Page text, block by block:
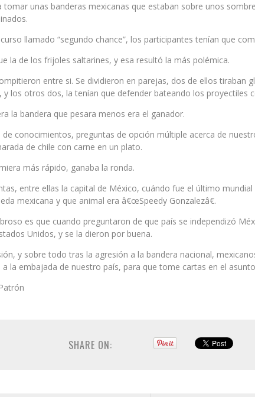
tomar unas banderas mexicanas que estaban sobre unos
llamado “segundo chance”, los participantes tenían que
la de los frijoles saltarines, y esa resultó la más polémica.
entre si. Se dividieron en parejas, dos de ellos tiraban
y los otros dos, la tenían que defender bateando los proyectiles
la bandera que pesara menos era el ganador.
de conocimientos, preguntas de opción múltiple acerca de
de chile con carne en un plato.
más rápido, ganaba la ronda.
entre ellas la capital de México, cuándo fue el último
mexicana y que animal era â€œSpeedy Gonzalezâ€.
es que cuando preguntaron de que país se independizó
Unidos, y se la dieron por buena.
y sobre todo tras la agresión a la bandera nacional,
la embajada de nuestro país, para que tome cartas en el
SHARE ON: